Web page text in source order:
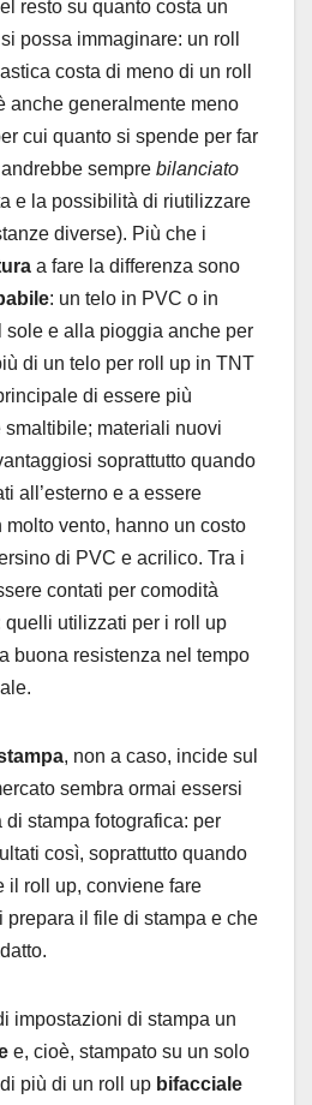
resto su quanto costa un
possa immaginare: un roll
costa di meno di un roll
anche generalmente meno
cui quanto si spende per far
sempre bilanciato
e la possibilità di riutilizzare
diverse). Più che i
a fare la differenza sono
: un telo in PVC o in
sole e alla pioggia anche per
di un telo per roll up in TNT
di essere più
smaltibile; materiali nuovi
soprattutto quando
all’esterno e a essere
vento, hanno un costo
di PVC e acrilico. Tra i
contati per comodità
quelli utilizzati per i roll up
buona resistenza nel tempo
, non a caso, incide sul
sembra ormai essersi
di stampa fotografica: per
così, soprattutto quando
il roll up, conviene fare
prepara il file di stampa e che
impostazioni di stampa un
e, cioè, stampato su un solo
più di un roll up bifacciale